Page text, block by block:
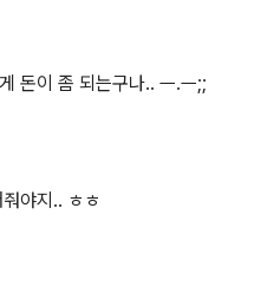
돈이 좀 되는구나.. ㅡ.ㅡ;;
야지.. ㅎㅎ